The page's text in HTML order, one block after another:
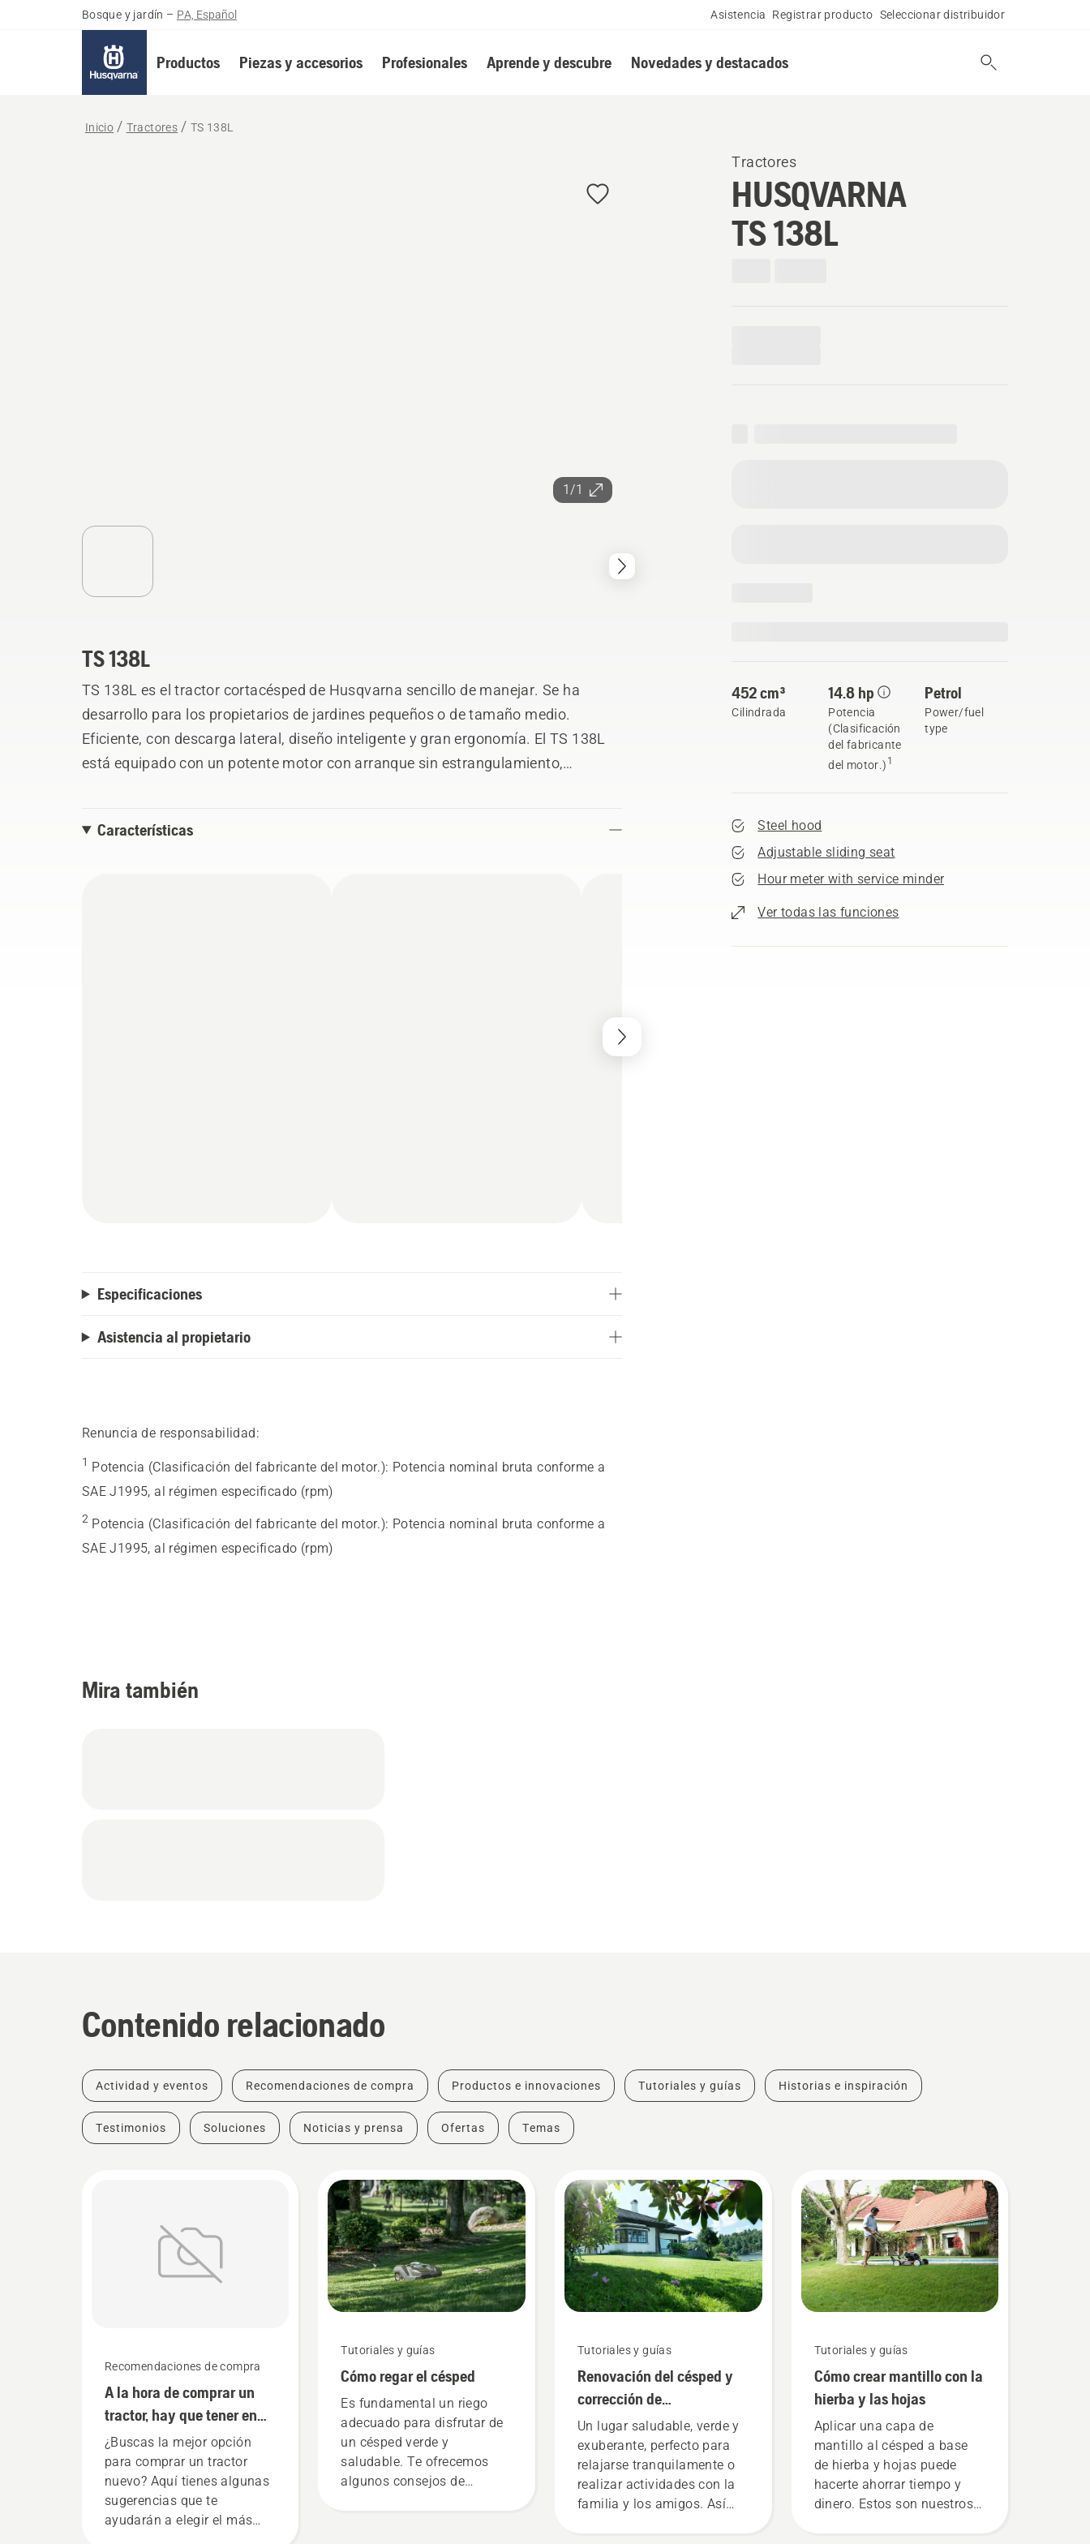
Bosque y jardín – PA, Español Asistencia Registrar producto Seleccionar distribuidor
Productos Piezas y accesorios Profesionales Aprende y descubre Novedades y destacados
Inicio Tractores TS 138L
1/1
Tractores
HUSQVARNA
TS 138L
452 cm³
Cilindrada
14.8 hp
Potencia
(Clasificación
del fabricante
del motor.) 1
Petrol
Power/fuel
type
Steel hood
Adjustable sliding seat
Hour meter with service minder
Ver todas las funciones
TS 138L
TS 138L es el tractor cortacésped de Husqvarna sencillo de manejar. Se ha
desarrollo para los propietarios de jardines pequeños o de tamaño medio.
Eficiente, con descarga lateral, diseño inteligente y gran ergonomía. El TS 138L
está equipado con un potente motor con arranque sin estrangulamiento,
Características
Especificaciones
Asistencia al propietario
Renuncia de responsabilidad:
1 Potencia (Clasificación del fabricante del motor.): Potencia nominal bruta conforme a
SAE J1995, al régimen especificado (rpm)
2 Potencia (Clasificación del fabricante del motor.): Potencia nominal bruta conforme a
SAE J1995, al régimen especificado (rpm)
Mira también
Contenido relacionado
Actividad y eventos Recomendaciones de compra Productos e innovaciones Tutoriales y guías Historias e inspiración
Testimonios Soluciones Noticias y prensa Ofertas Temas
Recomendaciones de compra
A la hora de comprar un
tractor, hay que tener en
cuenta estas tres cosas
¿Buscas la mejor opción
para comprar un tractor
nuevo? Aquí tienes algunas
sugerencias que te
ayudarán a elegir el más
Tutoriales y guías
Cómo regar el césped
Es fundamental un riego
adecuado para disfrutar de
un césped verde y
saludable. Te ofrecemos
algunos consejos de
Tutoriales y guías
Renovación del césped y
corrección de
irregularidades en la
hierba
Un lugar saludable, verde y
exuberante, perfecto para
relajarse tranquilamente o
realizar actividades con la
familia y los amigos. Así
Tutoriales y guías
Cómo crear mantillo con la
hierba y las hojas
Aplicar una capa de
mantillo al césped a base
de hierba y hojas puede
hacerte ahorrar tiempo y
dinero. Estos son nuestros